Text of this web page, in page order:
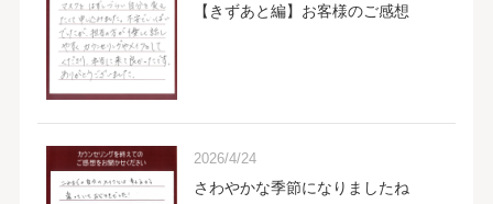
【きずあと編】お客様のご感想
2026/4/24
さわやかな季節になりましたね